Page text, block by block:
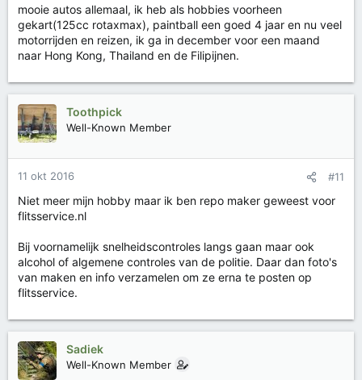
e
n
:
mooie autos allemaal, ik heb als hobbies voorheen
gekart(125cc rotaxmax), paintball een goed 4 jaar en nu veel
motorrijden en reizen, ik ga in december voor een maand
naar Hong Kong, Thailand en de Filipijnen.
Toothpick
Well-Known Member
11 okt 2016 #11
Niet meer mijn hobby maar ik ben repo maker geweest voor
flitsservice.nl
Bij voornamelijk snelheidscontroles langs gaan maar ook
alcohol of algemene controles van de politie. Daar dan foto's
van maken en info verzamelen om ze erna te posten op
flitsservice.
Sadiek
Well-Known Member